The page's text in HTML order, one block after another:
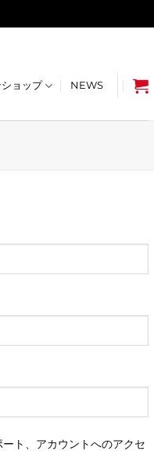
ョップ NEWS
ト、アカウントへのアクセ